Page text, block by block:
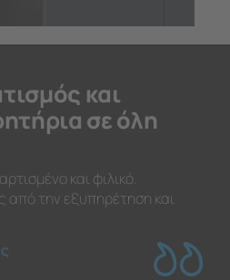
και
σε όλη
και φιλικό.
από την εξυπηρέτηση και